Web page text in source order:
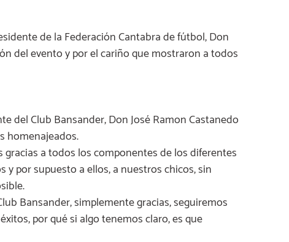
de la Federación Cantabra de fútbol, Don
del evento y por el cariño que mostraron a todos
del Club Bansander, Don José Ramon Castanedo
homenajeados.
gracias a todos los componentes de los diferentes
por supuesto a ellos, a nuestros chicos, sin
Bansander, simplemente gracias, seguiremos
por qué si algo tenemos claro, es que